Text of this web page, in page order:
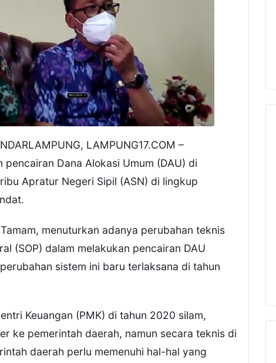
LAMPUNG17.COM –
Dana Alokasi Umum (DAU) di
Apratur Negeri Sipil (ASN) di lingkup
menuturkan adanya perubahan teknis
(SOP) dalam melakukan pencairan DAU
sistem ini baru terlaksana di tahun
Keuangan (PMK) di tahun 2020 silam,
ke pemerintah daerah, namun secara teknis di
daerah perlu memenuhi hal-hal yang